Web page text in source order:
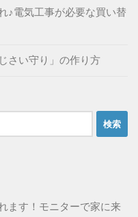
♪電気工事が必要な買い替
さい守り」の作り方
ます！モニターで家に来